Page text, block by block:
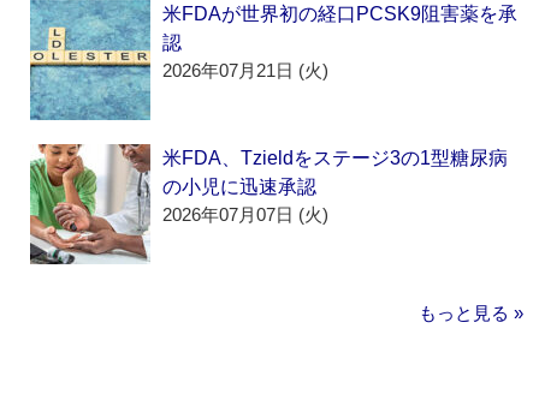
米FDAが世界初の経口PCSK9阻害薬を承
認
2026年07月21日 (火)
米FDA、Tzieldをステージ3の1型糖尿病
の小児に迅速承認
2026年07月07日 (火)
もっと見る »